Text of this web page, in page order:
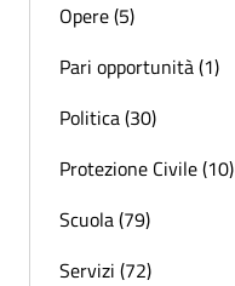
Opere (5)
Pari opportunità (1)
Politica (30)
Protezione Civile (10)
Scuola (79)
Servizi (72)